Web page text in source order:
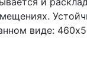
виде: